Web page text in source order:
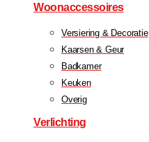
Woonaccessoires
Versiering & Decoratie
Kaarsen & Geur
Badkamer
Keuken
Overig
Verlichting